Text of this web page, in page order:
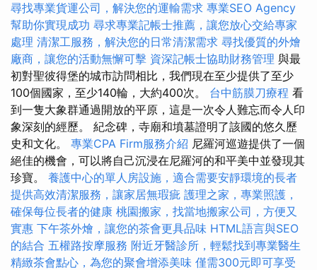
尋找專業貨運公司，解決您的運輸需求 專業SEO Agency
幫助你實現成功 尋求專業記帳士推薦，讓您放心交給專家
處理 清潔工服務，解決您的日常清潔需求 尋找優質的外燴
廠商，讓您的活動無懈可擊 資深記帳士協助財務管理 與最
初對聖彼得堡的城市訪問相比，我們現在至少提供了至少
100個國家，至少140輪，大約400次。 台中筋膜刀療程 看
到一隻大象群通過開放的平原，這是一次令人難忘而令人印
象深刻的經歷。 紀念碑，寺廟和墳墓證明了該國的悠久歷
史和文化。 專業CPA Firm服務介紹 尼羅河巡遊提供了一個
絕佳的機會，可以將自己沉浸在尼羅河的和平美中並發現其
珍寶。 養護中心的單人房設施，適合需要安靜環境的長者
提供高效清潔服務，讓家居無瑕疵 護理之家，專業照護，
確保每位長者的健康 桃園搬家，找當地搬家公司，方便又
實惠 下午茶外燴，讓您的茶會更具品味 HTML語言與SEO
的結合 五權路按摩服務 附近牙醫診所，輕鬆找到專業醫生
精緻茶會點心，為您的聚會增添美味 僅需300元即可享受